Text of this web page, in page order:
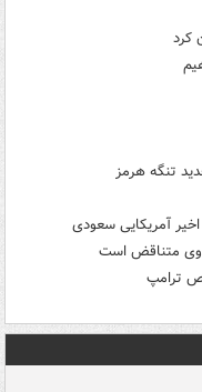
کرد
تنگه هرمز
آمریکایی سعودی
وی متناقض است
ترامپ